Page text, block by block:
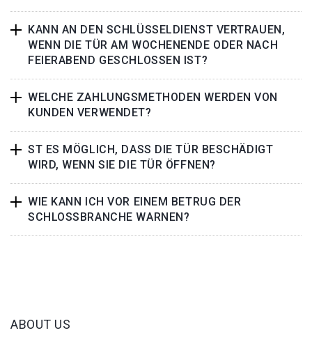
KANN AN DEN SCHLÜSSELDIENST VERTRAUEN,
WENN DIE TÜR AM WOCHENENDE ODER NACH
FEIERABEND GESCHLOSSEN IST?
WELCHE ZAHLUNGSMETHODEN WERDEN VON
KUNDEN VERWENDET?
ST ES MÖGLICH, DASS DIE TÜR BESCHÄDIGT
WIRD, WENN SIE DIE TÜR ÖFFNEN?
WIE KANN ICH VOR EINEM BETRUG DER
SCHLOSSBRANCHE WARNEN?
ABOUT US